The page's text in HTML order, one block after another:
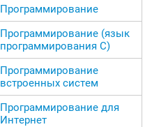
Программирование
Программирование (язык
программирования С)
Программирование
встроенных систем
Программирование для
Интернет